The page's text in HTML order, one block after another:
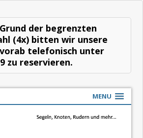
der begrenzten
(4x) bitten wir unsere
telefonisch unter
zu reservieren.
MENU